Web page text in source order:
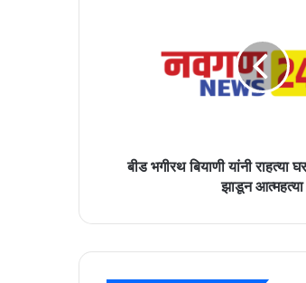
झाडूनबीड भगीरथ बियाणी यांनी राहत्या
झाडून आत्महत्या